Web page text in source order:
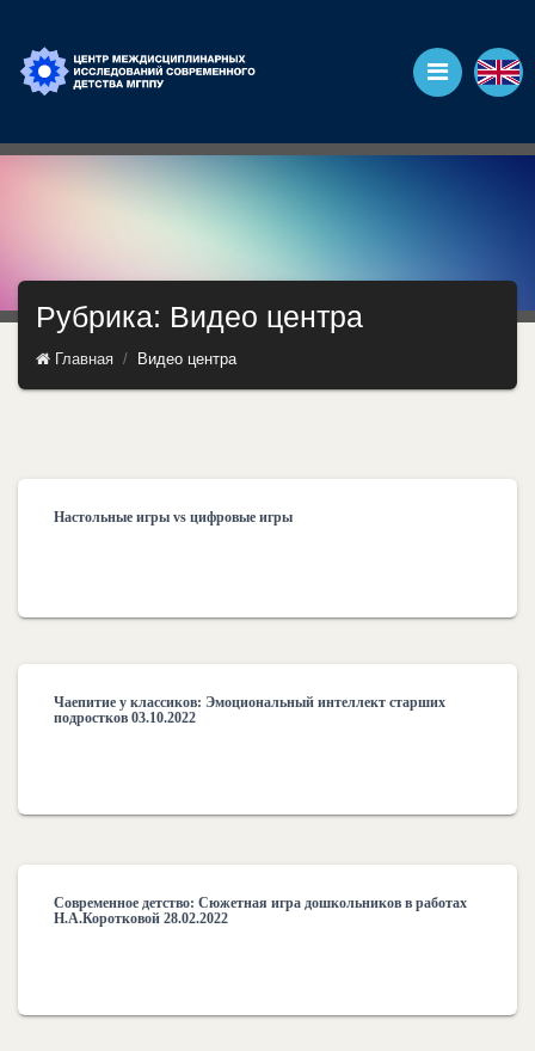
Рубрика: Видео центра
Главная Видео центра
Настольные игры vs цифровые игры
Чаепитие у классиков: Эмоциональный интеллект старших
подростков 03.10.2022
Современное детство: Сюжетная игра дошкольников в работах
Н.А.Коротковой 28.02.2022